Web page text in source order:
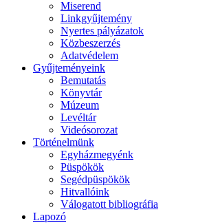
Miserend
Linkgyűjtemény
Nyertes pályázatok
Közbeszerzés
Adatvédelem
Gyűjteményeink
Bemutatás
Könyvtár
Múzeum
Levéltár
Videósorozat
Történelmünk
Egyházmegyénk
Püspökök
Segédpüspökök
Hitvallóink
Válogatott bibliográfia
Lapozó